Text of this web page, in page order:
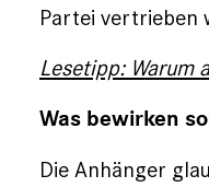
Partei vertrieben
Lesetipp: Warum
Was bewirken
Die Anhänger